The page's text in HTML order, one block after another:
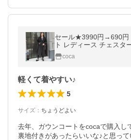
セール★3990円→690円
ト レディース チェスタ
ボン ロング丈 無地 ウー
ットcoca
軽くて着やすい♪
5
サイズ ： ちょうどよい
去年、ガウンコートをcocaで購入し
裏地付きがあったらいいな♪と思っ